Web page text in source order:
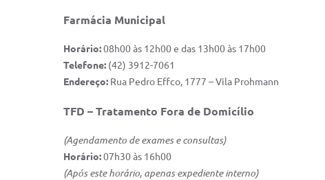
Farmácia Municipal
Horário:08h00 às 12h00 e das 13h00 às 17h00
Telefone: (42) 3912-7061
Endereço: Rua Pedro Effco, 1777 – Vila Prohmann
TFD – Tratamento Fora de Domicílio
(Agendamento de exames e consultas)
Horário:07h30 às 16h00
(Após este horário, apenas expediente interno)